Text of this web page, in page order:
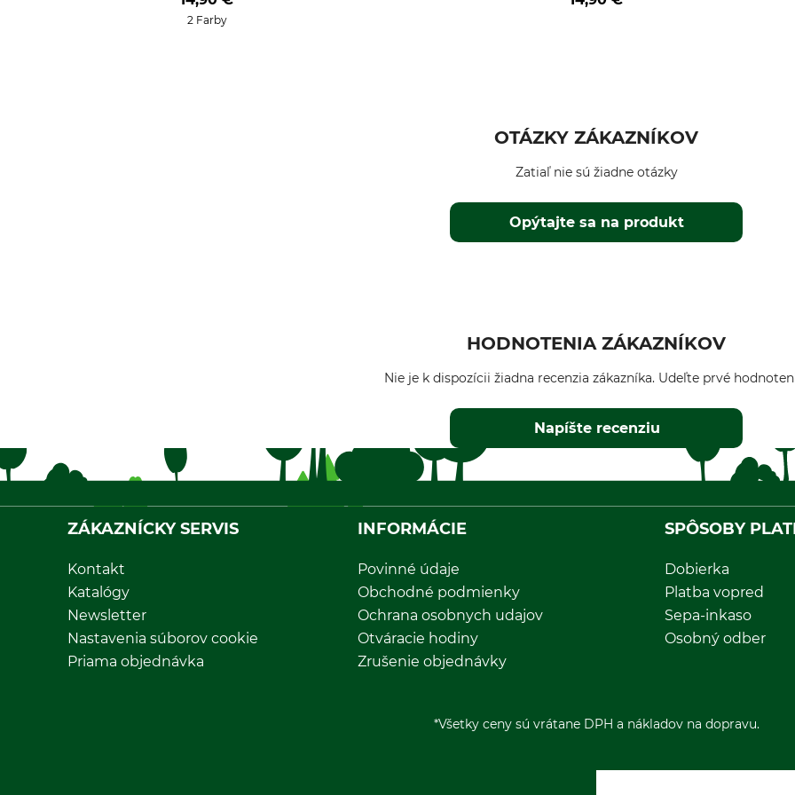
2 Farby
OTÁZKY ZÁKAZNÍKOV
Opýtajte sa na produkt
Zatiaľ nie sú žiadne otázky
HODNOTENIA ZÁKAZNÍKOV
Nie je k dispozícii žiadna recenzia zákazníka. Udeľte prvé
Napíšte recenziu
ZÁKAZNÍCKY SERVIS
Kontakt
Katalógy
Newsletter
Nastavenia súborov cookie
Priama objednávka
INFORMÁCIE
Povinné údaje
Obchodné podmienky
Ochrana osobnych udajov
Otváracie hodiny
Zrušenie objednávky
SPÔSOBY
Dobierka
Platba vopred
Sepa-inkaso
Osobný odber
*Všetky ceny sú vrátane DPH a nákladov na dopravu.